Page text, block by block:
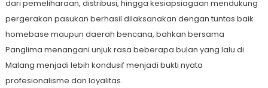
dari pemeliharaan, distribusi, hingga kesiapsiagaan mendukung
pergerakan pasukan berhasil dilaksanakan dengan tuntas baik
homebase maupun daerah bencana, bahkan bersama
Panglima menangani unjuk rasa beberapa bulan yang lalu di
Malang menjadi lebih kondusif menjadi bukti nyata
profesionalisme dan loyalitas.